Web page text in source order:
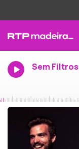
Sem Filtros